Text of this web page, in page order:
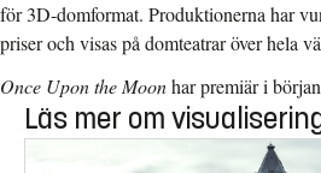
för 3D-domformat. Produktionerna har
priser och visas på domteatrar över hela
Once Upon the Moonhar premiär i
Läs mer om